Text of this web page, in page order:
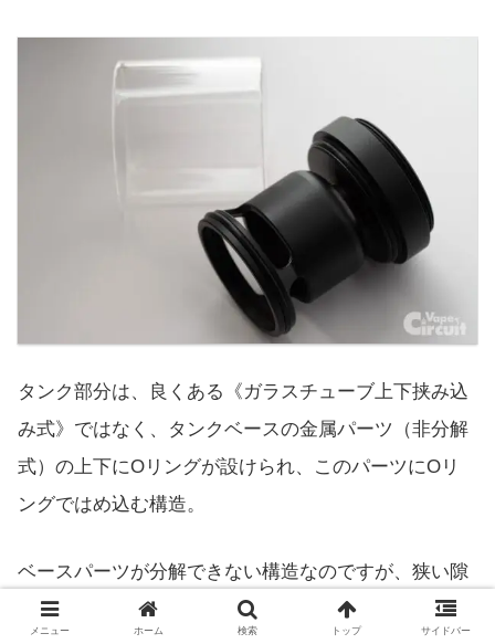
タンク部分は、良くある《ガラスチューブ上下挟み込
み式》ではなく、タンクベースの金属パーツ（非分解
式）の上下にOリングが設けられ、このパーツにOリ
ングではめ込む構造。
ベースパーツが分解できない構造なのですが、狭い隙
間はなく、クリーニング時のデメリットにならない形
メニュー ホーム 検索 トップ サイドバー